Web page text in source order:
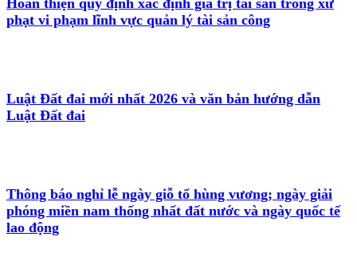
phạt vi phạm lĩnh vực quản lý tài sản công
Luật Đất đai mới nhất 2026 và văn bản hướng dẫn
Luật Đất đai
Thông báo nghỉ lễ ngày giỗ tổ hùng vương; ngày giải
phóng miền nam thống nhất đất nước và ngày quốc tế
lao động